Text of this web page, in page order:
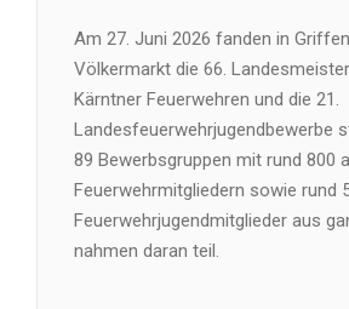
Am 27. Juni 2026 fanden in
Völkermarkt die 66.
Kärntner Feuerwehren und die 21.
Landesfeuerwehrjugendbewerbe
89 Bewerbsgruppen mit rund 800
Feuerwehrmitgliedern sowie rund
Feuerwehrjugendmitglieder aus
nahmen daran teil.